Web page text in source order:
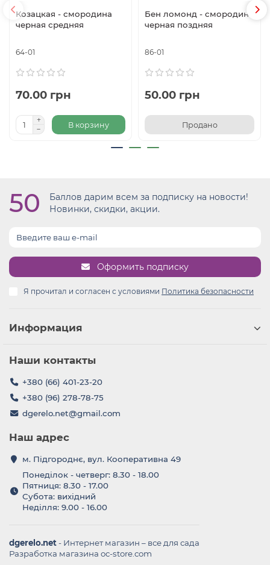
Козацкая - смородина
черная средняя
64-01
70.00 грн
В корзину
Бен ломонд - смородина
черная поздняя
86-01
50.00 грн
Продано
50
Баллов дарим всем за подписку на новости!
Новинки, скидки, акции.
Оформить подписку
Я прочитал и согласен с условиями Политика безопасности
Информация
Наши контакты
+380 (66) 401-23-20
+380 (96) 278-78-75
dgerelo.net@gmail.com
Наш адрес
м. Підгороднє, вул. Кооперативна 49
Понеділок - четверг: 8.30 - 18.00
Пятниця: 8.30 - 17.00
Субота: вихідний
Неділля: 9.00 - 16.00
dgerelo.net- Интернет магазин – все для сада
Разработка магазина oc-store.com